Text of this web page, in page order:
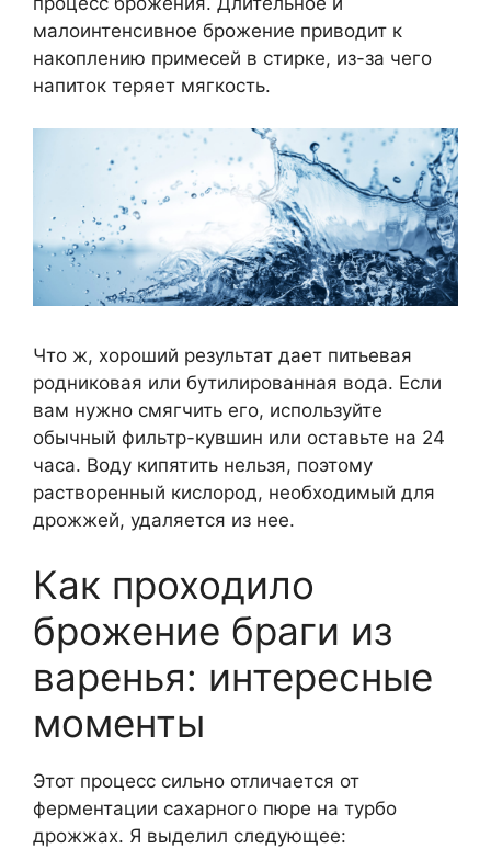
малоинтенсивное брожение приводит к
накоплению примесей в стирке, из-за чего
напиток теряет мягкость.
Что ж, хороший результат дает питьевая
родниковая или бутилированная вода. Если
вам нужно смягчить его, используйте
обычный фильтр-кувшин или оставьте на 24
часа. Воду кипятить нельзя, поэтому
растворенный кислород, необходимый для
дрожжей, удаляется из нее.
Как проходило
брожение браги из
варенья: интересные
моменты
Этот процесс сильно отличается от
ферментации сахарного пюре на турбо
дрожжах. Я выделил следующее: